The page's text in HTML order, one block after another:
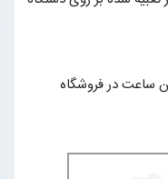
ساعت در فروشگاه